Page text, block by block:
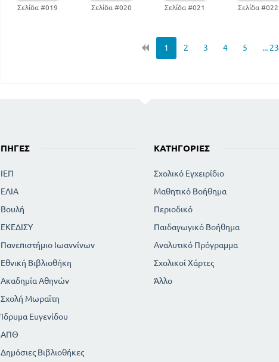
Σελίδα #019 Σελίδα #020 Σελίδα #021 Σελίδα #022
1 2 3 4 5 ... 23
ΠΗΓΈΣ
ΙΕΠ
ΕΛΙΑ
Βουλή
ΕΚΕΔΙΣΥ
Πανεπιστήμιο Ιωαννίνων
Εθνική Βιβλιοθήκη
Ακαδημία Αθηνών
Σχολή Μωραϊτη
Ίδρυμα Ευγενίδου
ΑΠΘ
Δημόσιες Βιβλιοθήκες
ΚΑΤΗΓΟΡΊΕΣ
Σχολικό Εγχειρίδιο
Μαθητικό Βοήθημα
Περιοδικό
Παιδαγωγικό Βοήθημα
Αναλυτικό Πρόγραμμα
Σχολικοί Χάρτες
Άλλο